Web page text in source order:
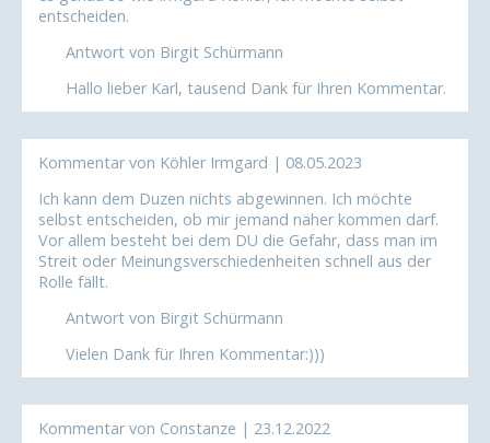
entscheiden.
Antwort von Birgit Schürmann
Hallo lieber Karl, tausend Dank für Ihren Kommentar.
Kommentar von Köhler Irmgard | 08.05.2023
Ich kann dem Duzen nichts abgewinnen. Ich möchte
selbst entscheiden, ob mir jemand näher kommen darf.
Vor allem besteht bei dem DU die Gefahr, dass man im
Streit oder Meinungsverschiedenheiten schnell aus der
Rolle fällt.
Antwort von Birgit Schürmann
Vielen Dank für Ihren Kommentar:)))
Kommentar von Constanze | 23.12.2022